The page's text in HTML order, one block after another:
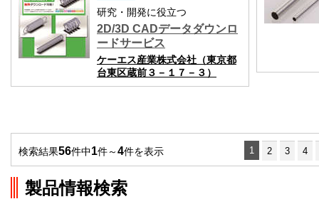
研究・開発に役立つ
2D/3D CADデータダウンロ
ードサービス
ケーエス産業株式会社（東京都
台東区蔵前３－１７－３）
検索結果56件中1件～4件を表示 1 2 3 4
製品情報検索